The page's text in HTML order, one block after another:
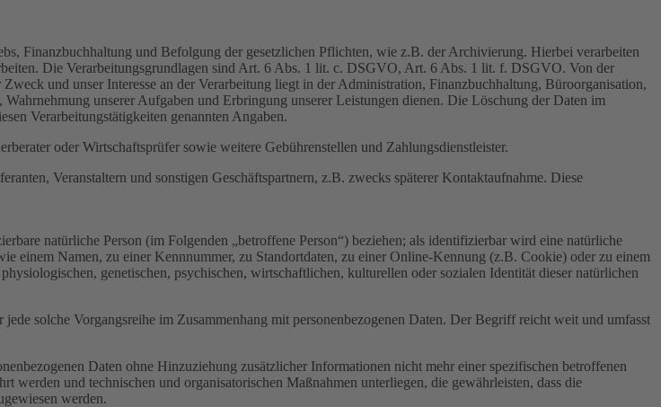
Finanzbuchhaltung und Befolgung der gesetzlichen Pflichten, wie z.B. der Archivierung. Hierbei verarbeiten
Die Verarbeitungsgrundlagen sind Art. 6 Abs. 1 lit. c. DSGVO, Art. 6 Abs. 1 lit. f. DSGVO. Von der
und unser Interesse an der Verarbeitung liegt in der Administration, Finanzbuchhaltung, Büroorganisation,
unserer Aufgaben und Erbringung unserer Leistungen dienen. Die Löschung der Daten im
Verarbeitungstätigkeiten genannten Angaben.
oder Wirtschaftsprüfer sowie weitere Gebührenstellen und Zahlungsdienstleister.
Veranstaltern und sonstigen Geschäftspartnern, z.B. zwecks späterer Kontaktaufnahme. Diese
natürliche Person (im Folgenden „betroffene Person“) beziehen; als identifizierbar wird eine natürliche
einem Namen, zu einer Kennnummer, zu Standortdaten, zu einer Online-Kennung (z.B. Cookie) oder zu einem
genetischen, psychischen, wirtschaftlichen, kulturellen oder sozialen Identität dieser natürlichen
solche Vorgangsreihe im Zusammenhang mit personenbezogenen Daten. Der Begriff reicht weit und umfasst
Daten ohne Hinzuziehung zusätzlicher Informationen nicht mehr einer spezifischen betroffenen
werden und technischen und organisatorischen Maßnahmen unterliegen, die gewährleisten, dass die
werden.